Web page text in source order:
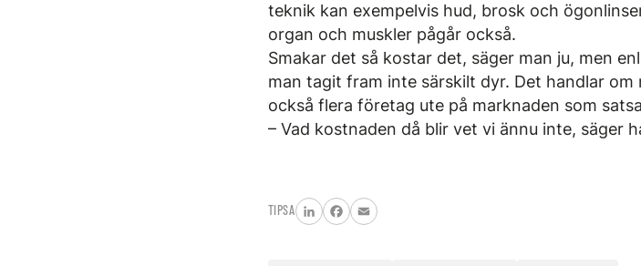
teknik kan exempelvis hud, brosk och
organ och muskler pågår också.
Smakar det så kostar det, säger man ju, men
man tagit fram inte särskilt dyr. Det handlar
också flera företag ute på marknaden som
– Vad kostnaden då blir vet vi ännu inte, säger
TIPSA
LinkedInFacebook
Email